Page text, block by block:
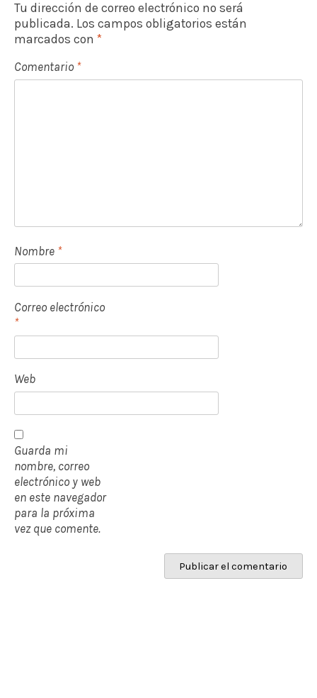
d
e
e
s
Tu dirección de correo electrónico no será
publicada. Los campos obligatorios están
marcados con *
Comentario *
Nombre *
Correo electrónico
*
Web
Guarda mi
nombre, correo
electrónico y web
en este navegador
para la próxima
vez que comente.